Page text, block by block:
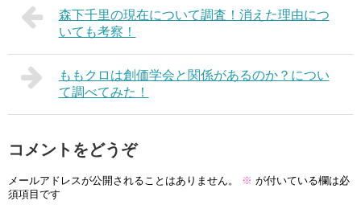
森下千里の現在について調査！消えた理由につ
いても考察！
ももクロは創価学会と関係があるのか？につい
て調べてみた！
コメントをどうぞ
メールアドレスが公開されることはありません。 ※ が付いている欄は必
須項目です